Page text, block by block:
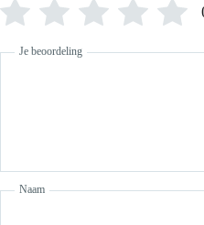
Je beoordeling
Naam